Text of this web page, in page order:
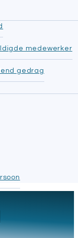
medewerker
gedrag